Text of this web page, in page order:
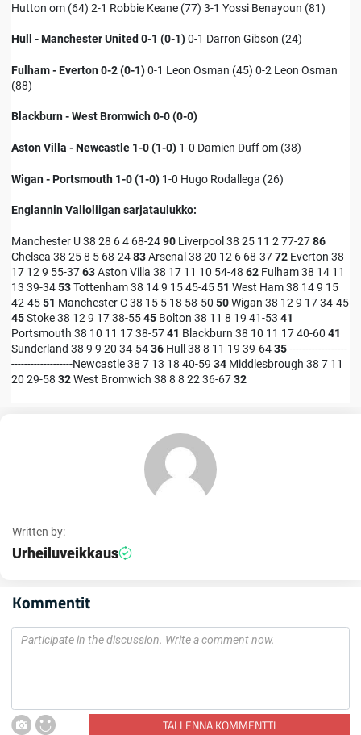
Hutton om (64) 2-1 Robbie Keane (77) 3-1 Yossi Benayoun (81)
Hull - Manchester United 0-1 (0-1)0-1 Darron Gibson (24)
Fulham - Everton 0-2 (0-1)0-1 Leon Osman (45) 0-2 Leon Osman
(88)
Blackburn - West Bromwich 0-0 (0-0)
Aston Villa - Newcastle 1-0 (1-0) 1-0 Damien Duff om (38)
Wigan - Portsmouth 1-0 (1-0) 1-0 Hugo Rodallega (26)
Englannin Valioliigan sarjataulukko:
Manchester U 38 28 6 4 68-2490 Liverpool 38 25 11 2 77-2786
Chelsea 38 25 8 5 68-2483Arsenal 38 20 12 6 68-3772 Everton 38
17 12 9 55-3763Aston Villa 38 17 11 10 54-48 62 Fulham 38 14 11
13 39-3453Tottenham 38 14 9 15 45-4551 West Ham 38 14 9 15
42-4551 Manchester C 38 15 5 18 58-50 50Wigan 38 12 9 17 34-45
45Stoke 38 12 9 17 38-5545 Bolton 38 11 8 19 41-53 41
Portsmouth 38 10 11 17 38-5741 Blackburn 38 10 11 17 40-60 41
Sunderland 38 9 9 20 34-5436 Hull 38 8 11 19 39-6435------------------
-------------------Newcastle 38 7 13 18 40-59 34 Middlesbrough 38 7 11
20 29-58 32West Bromwich 38 8 8 22 36-6732
Written by:
Urheiluveikkaus
Kommentit
TALLENNA KOMMENTTI